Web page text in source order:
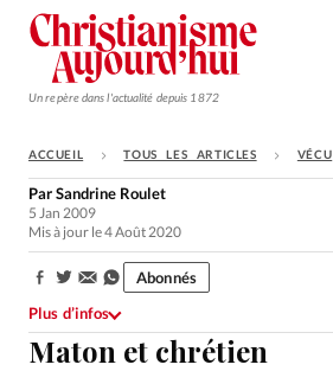
Un repère dans l'actualité depuis 1872
S'ABONNER
Monde
Opinions
Tous les articles
ACCUEIL TOUS LES ARTICLES VÉCU
Maton et chrétien
ParSandrine Roulet
5 Jan 2009
Mis à jour le 4 Août 2020
Partager:
Abonnés
Plus d’infos